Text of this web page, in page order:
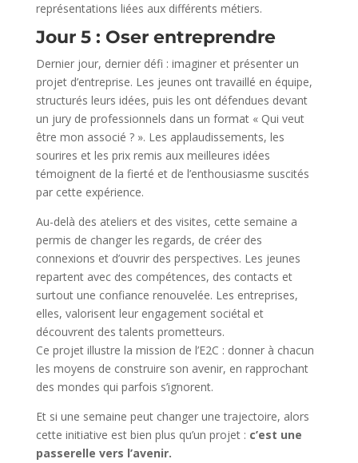
représentations liées aux différents métiers.
Jour 5 : Oser entreprendre
Dernier jour, dernier défi : imaginer et présenter un
projet d’entreprise. Les jeunes ont travaillé en équipe,
structurés leurs idées, puis les ont défendues devant
un jury de professionnels dans un format « Qui veut
être mon associé ? ». Les applaudissements, les
sourires et les prix remis aux meilleures idées
témoignent de la fierté et de l’enthousiasme suscités
par cette expérience.
Au-delà des ateliers et des visites, cette semaine a
permis de changer les regards, de créer des
connexions et d’ouvrir des perspectives. Les jeunes
repartent avec des compétences, des contacts et
surtout une confiance renouvelée. Les entreprises,
elles, valorisent leur engagement sociétal et
découvrent des talents prometteurs.
Ce projet illustre la mission de l’E2C : donner à chacun
les moyens de construire son avenir, en rapprochant
des mondes qui parfois s’ignorent.
Et si une semaine peut changer une trajectoire, alors
cette initiative est bien plus qu’un projet : c’est une
passerelle vers l’avenir.